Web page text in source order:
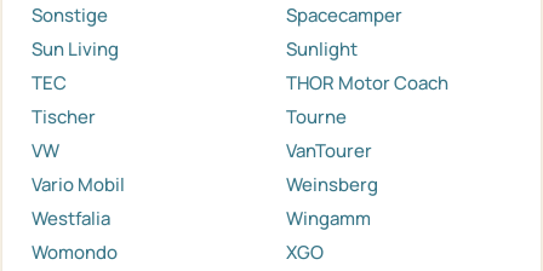
Sonstige
Spacecamper
Sun Living
Sunlight
TEC
THOR Motor Coach
Tischer
Tourne
VW
VanTourer
Vario Mobil
Weinsberg
Westfalia
Wingamm
Womondo
XGO